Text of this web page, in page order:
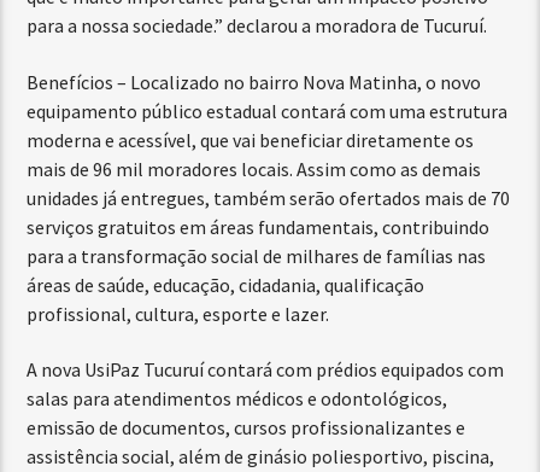
para a nossa sociedade.” declarou a moradora de Tucuruí.
Benefícios – Localizado no bairro Nova Matinha, o novo
equipamento público estadual contará com uma estrutura
moderna e acessível, que vai beneficiar diretamente os
mais de 96 mil moradores locais. Assim como as demais
unidades já entregues, também serão ofertados mais de 70
serviços gratuitos em áreas fundamentais, contribuindo
para a transformação social de milhares de famílias nas
áreas de saúde, educação, cidadania, qualificação
profissional, cultura, esporte e lazer.
A nova UsiPaz Tucuruí contará com prédios equipados com
salas para atendimentos médicos e odontológicos,
emissão de documentos, cursos profissionalizantes e
assistência social, além de ginásio poliesportivo, piscina,